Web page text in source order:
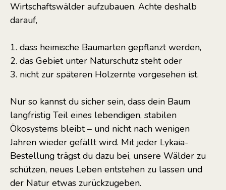
Wirtschaftswälder aufzubauen. Achte deshalb
darauf,
1. dass heimische Baumarten gepflanzt werden,
2. das Gebiet unter Naturschutz steht oder
3. nicht zur späteren Holzernte vorgesehen ist.
Nur so kannst du sicher sein, dass dein Baum
langfristig Teil eines lebendigen, stabilen
Ökosystems bleibt – und nicht nach wenigen
Jahren wieder gefällt wird. Mit jeder Lykaia-
Bestellung trägst du dazu bei, unsere Wälder zu
schützen, neues Leben entstehen zu lassen und
der Natur etwas zurückzugeben.